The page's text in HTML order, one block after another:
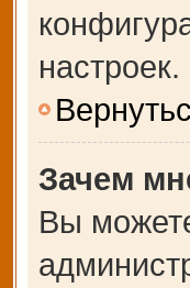
настроек.
Зачем
Вы